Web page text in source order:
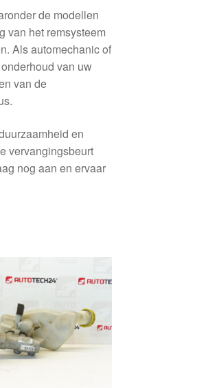
de modellen
van het remsysteem
Als automechanic of
van uw
van de
en
vervangingsbeurt
nog aan en ervaar